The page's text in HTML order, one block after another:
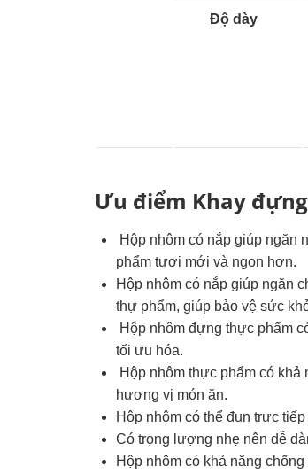
Độ dày
Ưu điểm Khay
Hộp nhôm có nắp giúp ngăn
phẩm tươi mới và ngon hơn.
Hộp nhôm có nắp giúp ngăn
thự phẩm, giúp bảo vệ sức
Hộp nhôm đựng thực phẩm
tối ưu hóa.
Hộp nhôm thực phẩm có
hương vị món ăn.
Hộp nhôm có thể đun trực
Có trọng lượng nhẹ nên dễ
Hộp nhôm có khả năng